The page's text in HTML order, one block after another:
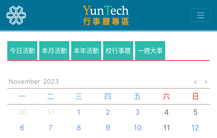
今日活動 本月活動 本年活動 校行事曆 一週大事
November 2023 < >
一 二 三 四 五 六
日
30
31 1 2 3 4
5
6
7 8 9 10 11
12